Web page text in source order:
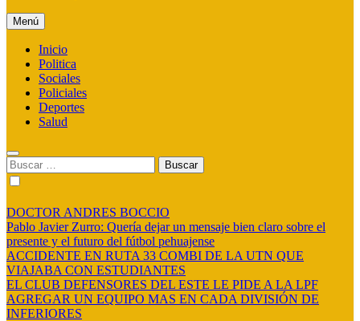
Menú
Inicio
Politica
Sociales
Policiales
Deportes
Salud
Buscar:
DOCTOR ANDRES BOCCIO
Pablo Javier Zurro: Quería dejar un mensaje bien claro sobre el
presente y el futuro del fútbol pehuajense
ACCIDENTE EN RUTA 33 COMBI DE LA UTN QUE
VIAJABA CON ESTUDIANTES
EL CLUB DEFENSORES DEL ESTE LE PIDE A LA LPF
AGREGAR UN EQUIPO MAS EN CADA DIVISIÓN DE
INFERIORES